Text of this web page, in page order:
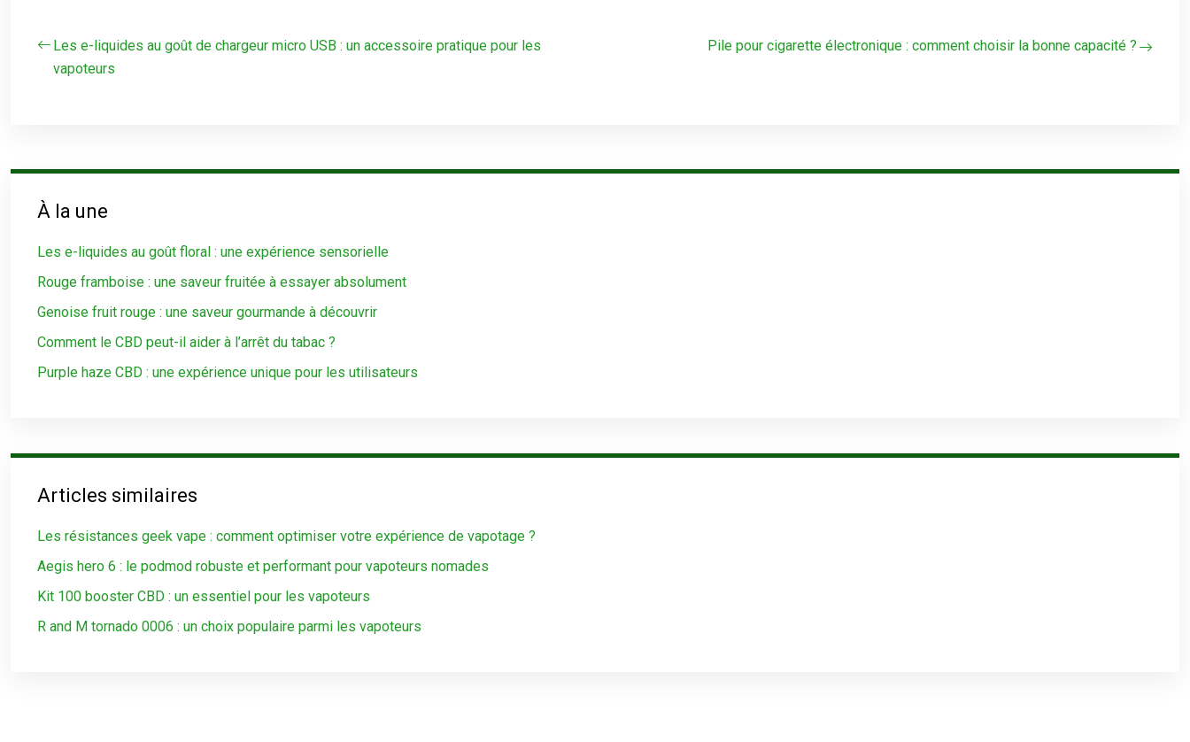
Les e-liquides au goût de chargeur micro USB : un accessoire pratique pour les
vapoteurs
Pile pour cigarette électronique : comment choisir la bonne capacité ?
À la une
Les e-liquides au goût floral : une expérience sensorielle
Rouge framboise : une saveur fruitée à essayer absolument
Genoise fruit rouge : une saveur gourmande à découvrir
Comment le CBD peut-il aider à l’arrêt du tabac ?
Purple haze CBD : une expérience unique pour les utilisateurs
Articles similaires
Les résistances geek vape : comment optimiser votre expérience de vapotage ?
Aegis hero 6 : le podmod robuste et performant pour vapoteurs nomades
Kit 100 booster CBD : un essentiel pour les vapoteurs
R and M tornado 0006 : un choix populaire parmi les vapoteurs